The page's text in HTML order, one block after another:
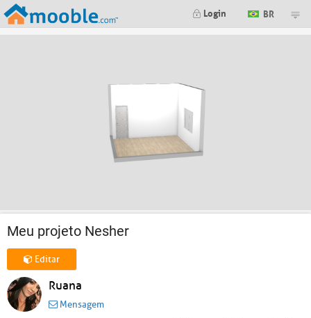
Login BR
Meu projeto Nesher
Editar
Ruana
Mensagem